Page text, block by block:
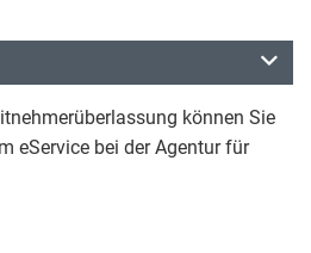
können Sie
eService bei der Agentur für